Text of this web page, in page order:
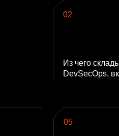
Из чего
DevSecOps,
02
05